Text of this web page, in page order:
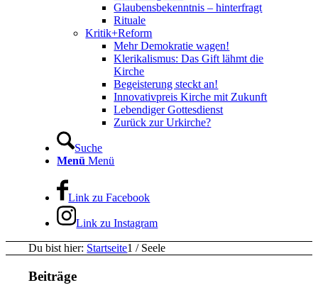
Glaubensbekenntnis – hinterfragt
Rituale
Kritik+Reform
Mehr Demokratie wagen!
Klerikalismus: Das Gift lähmt die
Kirche
Begeisterung steckt an!
Innovativpreis Kirche mit Zukunft
Lebendiger Gottesdienst
Zurück zur Urkirche?
Suche
Menü Menü
Link zu Facebook
Link zu Instagram
Du bist hier: Startseite1 / Seele
Beiträge